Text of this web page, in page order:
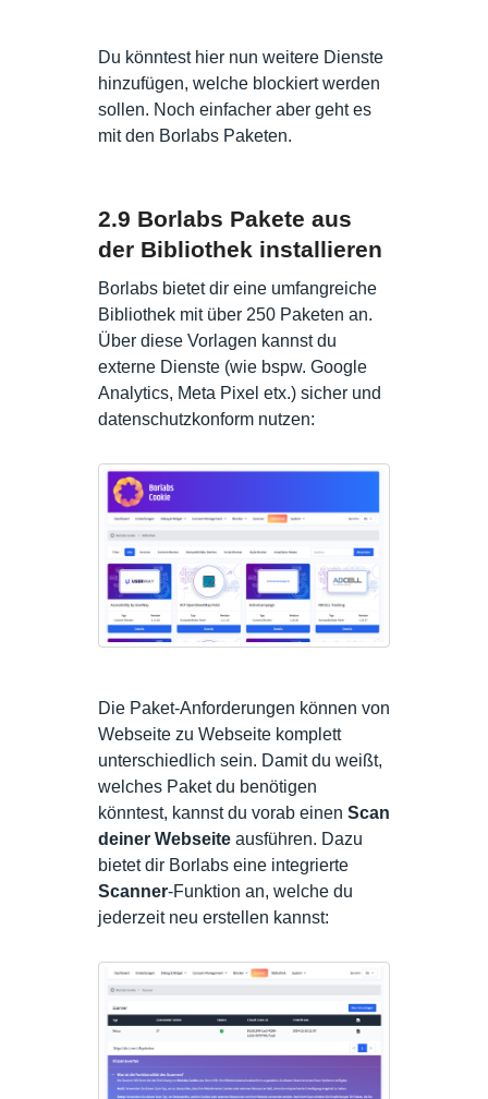
Du könntest hier nun weitere Dienste
hinzufügen, welche blockiert werden
sollen. Noch einfacher aber geht es
mit den Borlabs Paketen.
2.9 Borlabs Pakete aus
der Bibliothek installieren
Borlabs bietet dir eine umfangreiche
Bibliothek mit über 250 Paketen an.
Über diese Vorlagen kannst du
externe Dienste (wie bspw. Google
Analytics, Meta Pixel etx.) sicher und
datenschutzkonform nutzen:
Die Paket-Anforderungen können von
Webseite zu Webseite komplett
unterschiedlich sein. Damit du weißt,
welches Paket du benötigen
könntest, kannst du vorab einen Scan
deiner Webseite ausführen. Dazu
bietet dir Borlabs eine integrierte
Scanner-Funktion an, welche du
jederzeit neu erstellen kannst: